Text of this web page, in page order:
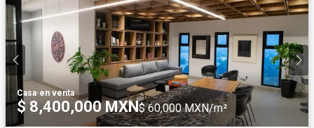
Casa·en venta
$ 8,400,000 MXN$ 60,000 MXN/m²